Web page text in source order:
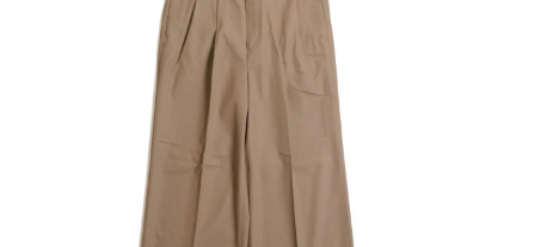
Bottoms(ボトムス)
Headwear(キャップ,ハット等)
Footwear(シューズ,ブーツ,サンダル等)